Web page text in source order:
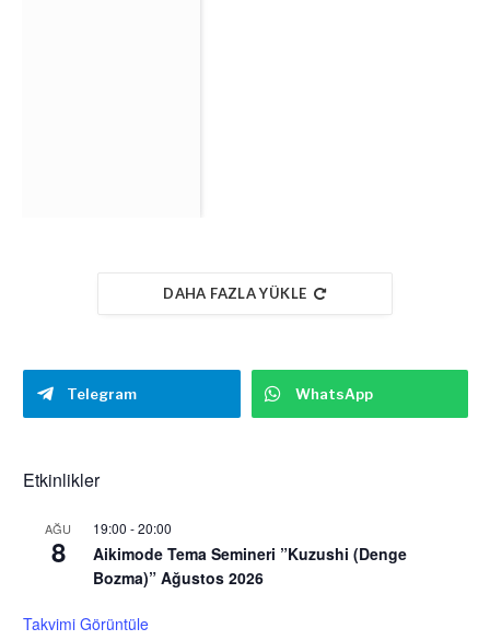
DAHA FAZLA YÜKLE
Telegram WhatsApp
Etkinlikler
AĞU
8
19:00 -20:00
Aikimode Tema Semineri ”Kuzushi (Denge
Bozma)” Ağustos 2026
Takvimi Görüntüle